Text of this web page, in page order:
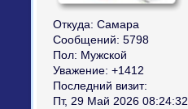
Откуда: Самара
Сообщений: 5798
Пол: Мужской
Уважение: +1412
Последний визит:
Пт, 29 Май 2026 08:24:32